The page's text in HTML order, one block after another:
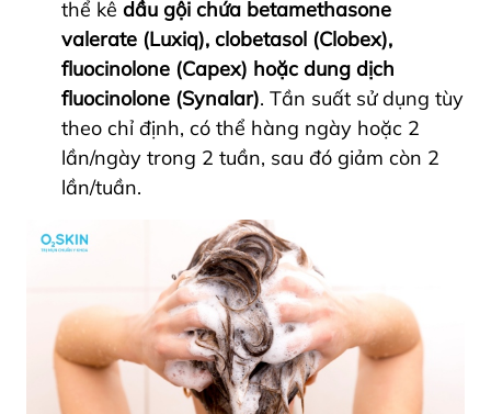
thể kê dầu gội chứa betamethasone
valerate (Luxiq), clobetasol (Clobex),
fluocinolone (Capex) hoặc dung dịch
fluocinolone (Synalar). Tần suất sử dụng tùy
theo chỉ định, có thể hàng ngày hoặc 2
lần/ngày trong 2 tuần, sau đó giảm còn 2
lần/tuần.